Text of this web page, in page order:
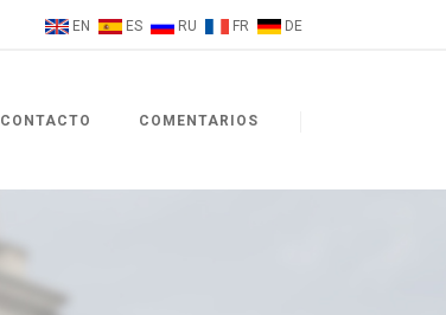
EN ES RU FR DE
CONTACTO COMENTARIOS